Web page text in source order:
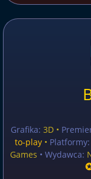
Grafika: 3D •
to-play• Platformy:
Games • Wydawca: